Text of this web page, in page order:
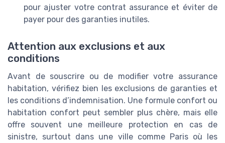
pour ajuster votre contrat assurance et éviter de
payer pour des garanties inutiles.
Attention aux exclusions et aux
conditions
Avant de souscrire ou de modifier votre assurance
habitation, vérifiez bien les exclusions de garanties et
les conditions d’indemnisation. Une formule confort ou
habitation confort peut sembler plus chère, mais elle
offre souvent une meilleure protection en cas de
sinistre, surtout dans une ville comme Paris où les